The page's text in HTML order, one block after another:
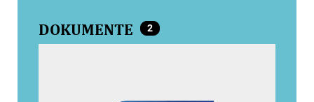
DOKUMENTE 2